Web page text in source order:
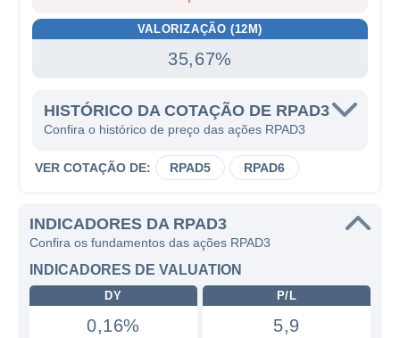
VALORIZAÇÃO (12M)
35,67%
HISTÓRICO DA COTAÇÃO DE RPAD3
Confira o histórico de preço das ações RPAD3
VER COTAÇÃO DE: RPAD5 RPAD6
INDICADORES DA RPAD3
Confira os fundamentos das ações RPAD3
INDICADORES DE VALUATION
DY
0,16%
P/L
5,9